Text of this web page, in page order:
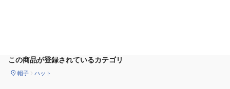
この商品が登録されているカテゴリ
帽子 ハット